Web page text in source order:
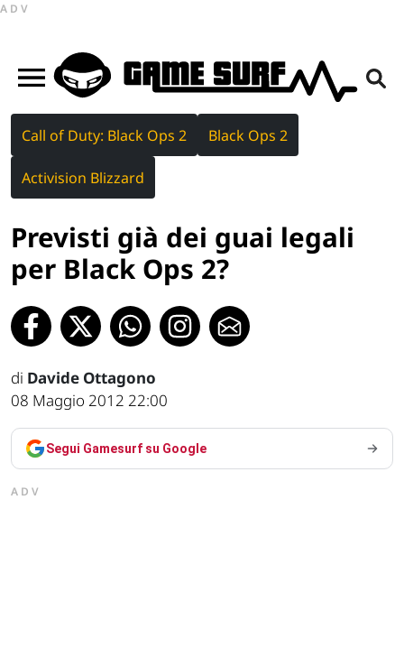
ADV
Call of Duty: Black Ops 2 Black Ops 2
Activision Blizzard
Previsti già dei guai legali
per Black Ops 2?
di Davide Ottagono
08 Maggio 2012 22:00
Segui Gamesurf su Google
ADV